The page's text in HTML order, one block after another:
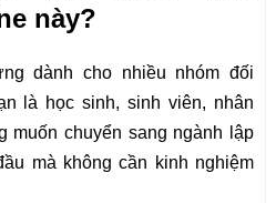
này?
dành cho nhiều nhóm đối
là học sinh, sinh viên, nhân
muốn chuyển sang ngành lập
mà không cần kinh nghiệm